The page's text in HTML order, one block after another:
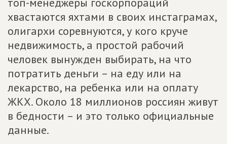
хвастаются яхтами в своих инстаграмах,
олигархи соревнуются, у кого круче
недвижимость, а простой рабочий
человек вынужден выбирать, на что
потратить деньги – на еду или на
лекарство, на ребенка или на оплату
ЖКХ. Около 18 миллионов россиян живут
в бедности – и это только официальные
данные.